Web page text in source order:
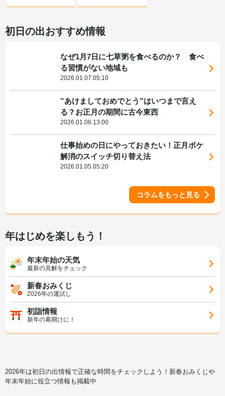
初日の出おすすめ情報
なぜ1月7日に七草粥を食べるのか？ 食べ
る習慣がない地域も
2026.01.07.05:10
”あけましておめでとう”はいつまで言え
る？お正月の期間に古今東西
2026.01.06.13:00
仕事始めの日にやっておきたい！正月ボケ
解消のスイッチ切り替え法
2026.01.05.05:20
コラムをもっと見る
年はじめを楽しもう！
年末年始の天気
最新の見解をチェック
新春おみくじ
2026年の運試し
初詣情報
新年の幕開けに！
2026年は初日の出情報で正確な時間をチェックしよう！新春おみくじや
年末年始に役立つ情報も掲載中